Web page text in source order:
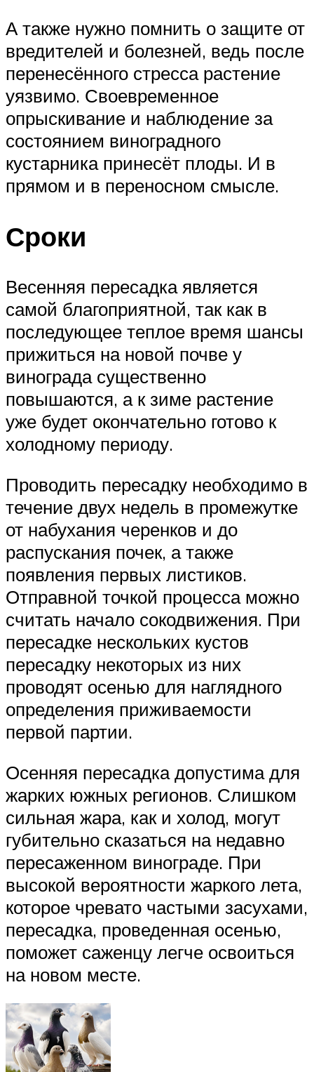
А также нужно помнить о защите от
вредителей и болезней, ведь после
перенесённого стресса растение
уязвимо. Своевременное
опрыскивание и наблюдение за
состоянием виноградного
кустарника принесёт плоды. И в
прямом и в переносном смысле.
Сроки
Весенняя пересадка является
самой благоприятной, так как в
последующее теплое время шансы
прижиться на новой почве у
винограда существенно
повышаются, а к зиме растение
уже будет окончательно готово к
холодному периоду.
Проводить пересадку необходимо в
течение двух недель в промежутке
от набухания черенков и до
распускания почек, а также
появления первых листиков.
Отправной точкой процесса можно
считать начало сокодвижения. При
пересадке нескольких кустов
пересадку некоторых из них
проводят осенью для наглядного
определения приживаемости
первой партии.
Осенняя пересадка допустима для
жарких южных регионов. Слишком
сильная жара, как и холод, могут
губительно сказаться на недавно
пересаженном винограде. При
высокой вероятности жаркого лета,
которое чревато частыми засухами,
пересадка, проведенная осенью,
поможет саженцу легче освоиться
на новом месте.